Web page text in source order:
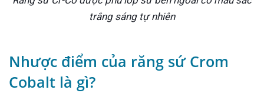
trắng sáng tự nhiên
Nhược điểm của răng sứ Crom
Cobalt là gì?